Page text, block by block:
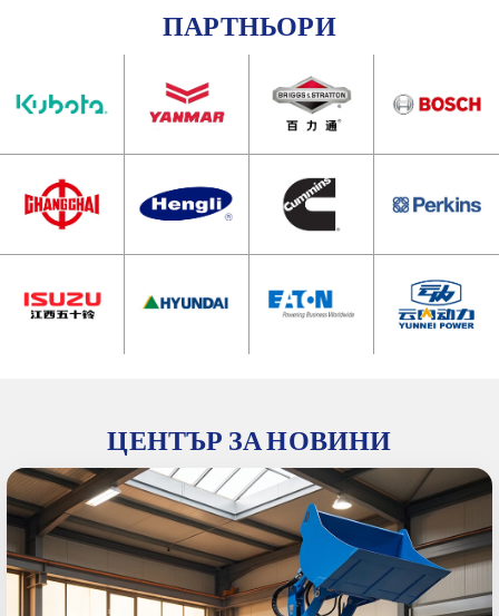
ПАРТНЬОРИ
ЦЕНТЪР ЗА НОВИНИ